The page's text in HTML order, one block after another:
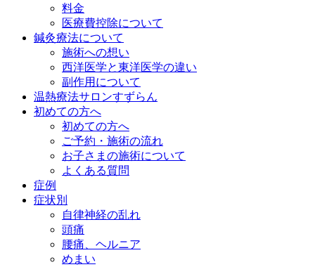
料金
医療費控除について
鍼灸療法について
施術への想い
西洋医学と東洋医学の違い
副作用について
温熱療法サロンすずらん
初めての方へ
初めての方へ
ご予約・施術の流れ
お子さまの施術について
よくある質問
症例
症状別
自律神経の乱れ
頭痛
腰痛、ヘルニア
めまい